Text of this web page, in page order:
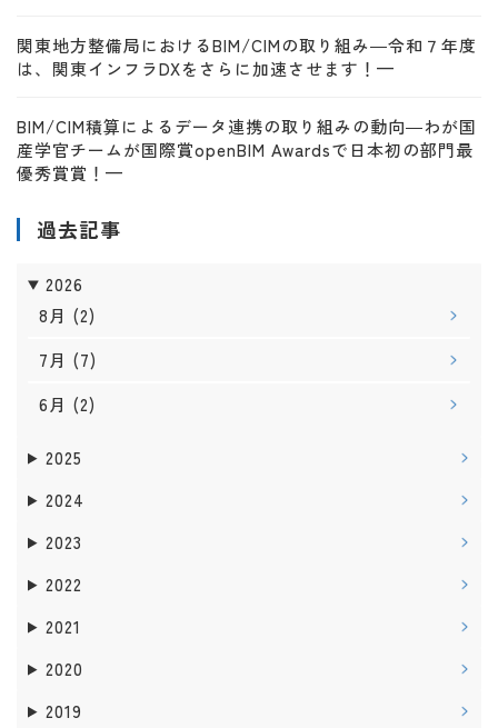
関東地方整備局におけるBIM/CIMの取り組み―令和７年度
は、関東インフラDXをさらに加速させます！—
BIM/CIM積算によるデータ連携の取り組みの動向―わが国
産学官チームが国際賞openBIM Awardsで日本初の部門最
優秀賞賞！—
過去記事
2026
8月 (2)
7月 (7)
6月 (2)
2025
2024
2023
2022
2021
2020
2019